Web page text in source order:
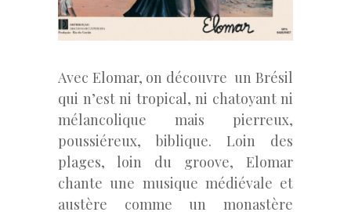
Avec Elomar, on découvre un Brésil
qui n’est ni tropical, ni chatoyant ni
mélancolique mais pierreux,
poussiéreux, biblique. Loin des
plages, loin du groove, Elomar
chante une musique médiévale et
austère comme un monastère